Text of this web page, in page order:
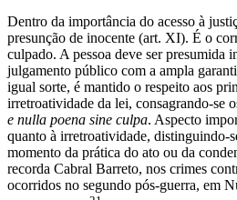
Dentro da importância do acesso à
presunção de inocente (art. XI). É o
culpado. A pessoa deve ser presumida
julgamento público com a ampla
igual sorte, é mantido o respeito aos
irretroatividade da lei, consagrando-se
e nulla poena sine culpa. Aspecto
quanto à irretroatividade, distinguindo-
momento da prática do ato ou da
recorda Cabral Barreto, nos crimes
ocorridos no segundo pós-guerra, em